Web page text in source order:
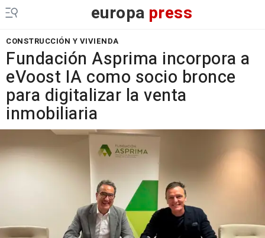
europa press
CONSTRUCCIÓN Y VIVIENDA
Fundación Asprima incorpora a
eVoost IA como socio bronce
para digitalizar la venta
inmobiliaria